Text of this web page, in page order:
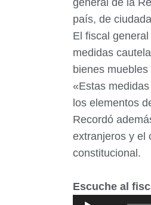
país, de
El fiscal
medidas
bienes
«Estas
los elementos
Recordó
extranjeros y el
constitucional.
Escuche al
Reproductor